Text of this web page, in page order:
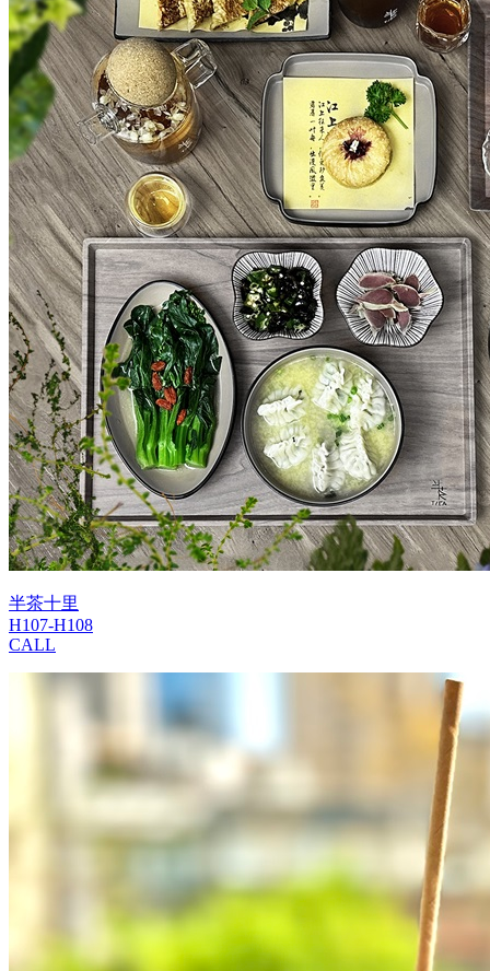
半茶十里
H107-H108
CALL